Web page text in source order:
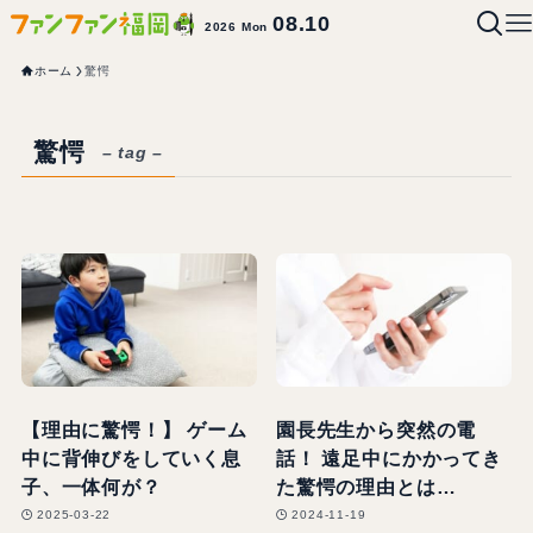
2026 Mon08.10
ホーム 驚愕
驚愕 – tag –
【理由に驚愕！】 ゲーム
中に背伸びをしていく息
子、一体何が？
2025-03-22
園長先生から突然の電
話！ 遠足中にかかってき
た驚愕の理由とは…
2024-11-19